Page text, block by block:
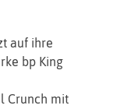
auf ihre
bp King
Crunch mit